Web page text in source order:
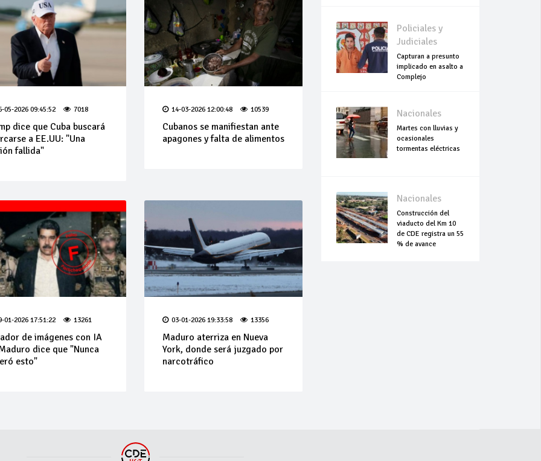
05-2026 09:45:52 7018
dice que Cuba buscará
a EE.UU: "Una
fallida"
14-03-2026 12:00:48 10539
Cubanos se manifiestan ante
apagones y falta de alimentos
01-2026 17:51:22 13261
de imágenes con IA
dice que "Nunca
esto"
03-01-2026 19:33:58 13356
Maduro aterriza en Nueva
York, donde será juzgado por
narcotráfico
Policiales y
Judiciales
Capturan a presunto
implicado en asalto a
Complejo
Nacionales
Martes con lluvias y
ocasionales
tormentas eléctricas
Nacionales
Construcción del
viaducto del Km 10
de CDE registra un 55
% de avance